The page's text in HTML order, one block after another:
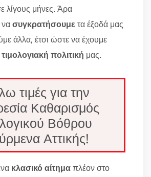
λίγους μήνες. Άρα
συγκρατήσουμε τα έξοδά μας
άλλα, έτσι ώστε να έχουμε
τιμολογιακή πολιτική μας.
τιμές για την
Καθαρισμός
Βόθρου
Αττικής!
κλασικό αίτημαπλέον στο